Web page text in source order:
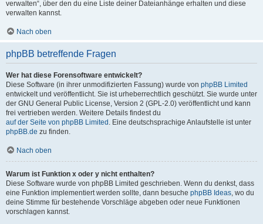
verwalten“, über den du eine Liste deiner Dateianhänge erhalten und diese
verwalten kannst.
Nach oben
phpBB betreffende Fragen
Wer hat diese Forensoftware entwickelt?
Diese Software (in ihrer unmodifizierten Fassung) wurde von phpBB Limited
entwickelt und veröffentlicht. Sie ist urheberrechtlich geschützt. Sie wurde unter
der GNU General Public License, Version 2 (GPL-2.0) veröffentlicht und kann
frei vertrieben werden. Weitere Details findest du
auf der Seite von phpBB Limited . Eine deutschsprachige Anlaufstelle ist unter
phpBB.de zu finden.
Nach oben
Warum ist Funktion x oder y nicht enthalten?
Diese Software wurde von phpBB Limited geschrieben. Wenn du denkst, dass
eine Funktion implementiert werden sollte, dann besuche phpBB Ideas, wo du
deine Stimme für bestehende Vorschläge abgeben oder neue Funktionen
vorschlagen kannst.